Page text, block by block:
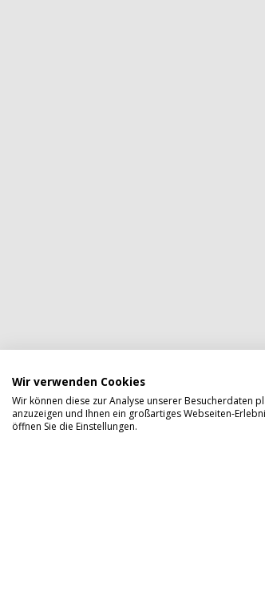
Wir verwenden Cookies
Wir können diese zur Analyse unserer Besucherdaten
anzuzeigen und Ihnen ein großartiges Webseiten-
öffnen Sie die Einstellungen.